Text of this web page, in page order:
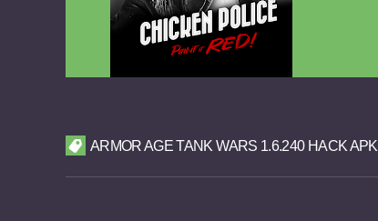
ARMOR AGE TANK WARS 1.6.240 HACK APK